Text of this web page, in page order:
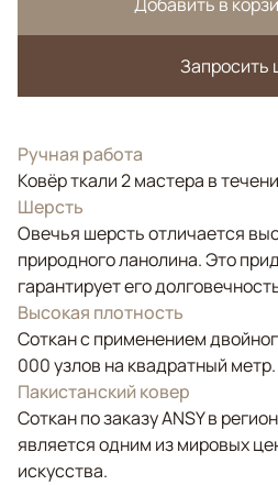
Запросить
Ручная работа
Ковёр ткали 2 мастера в
Шерсть
Овечья шерсть отличается
природного ланолина. Это
гарантирует его
Высокая плотность
Соткан с применением
000 узлов на квадратный метр.
Пакистанский ковер
Соткан по заказу ANSY в
является одним из мировых
искусства.